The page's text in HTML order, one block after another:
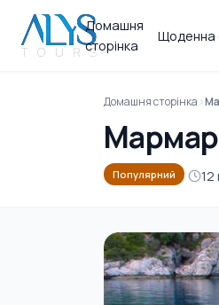
Домашня
сторінка
Щоденна
Домашня сторінка
Популярний 12